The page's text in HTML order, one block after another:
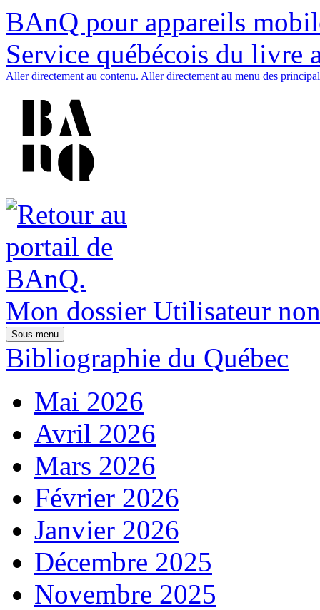
BAnQ pour appareils
Service québécois du livre
Aller directement au contenu. Aller directement au menu des
Mon dossier Utilisateur
Sous-menu
Bibliographie du Québec
Mai 2026
Avril 2026
Mars 2026
Février 2026
Janvier 2026
Décembre 2025
Novembre 2025